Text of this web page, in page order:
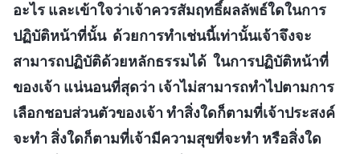
อะไร และเข้าใจว่าเจ้าควรสัมฤทธิ์ผลลัพธ์ใดในการ
ปฏิบัติหน้าที่นั้น ด้วยการทำเช่นนี้เท่านั้นเจ้าจึงจะ
สามารถปฏิบัติด้วยหลักธรรมได้ ในการปฏิบัติหน้าที่
ของเจ้า แน่นอนที่สุดว่า เจ้าไม่สามารถทำไปตามการ
เลือกชอบส่วนตัวของเจ้า ทำสิ่งใดก็ตามที่เจ้าประสงค์
จะทำ สิ่งใดก็ตามที่เจ้ามีความสุขที่จะทำ หรือสิ่งใด